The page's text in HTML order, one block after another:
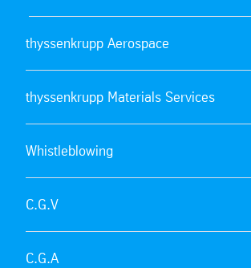
thyssenkrupp Aerospace
thyssenkrupp Materials Services
Whistleblowing
C.G.V
C.G.A